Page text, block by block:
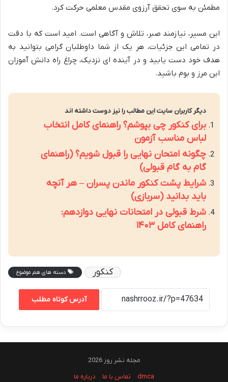
مطمئن به سوی تحقق آرزوی مقدس معلمی حرکت کرد.
این مسیر، نیازمند صبر، تلاش و آگاهی است. امید است که با دقت
در تمامی این جزئیات، هر یک از شما داوطلبان گرامی بتوانید به
هدف خود دست یابید و در آینده ای نزدیک، چراغ راه دانش آموزان
این مرز و بوم باشید.
دیگر کاربران سایت این مطالب را نیز دوست داشته اند
برای کنکور چی بپوشم؟ راهنمای کامل انتخاب
لباس مناسب آزمون
چگونه امتحان نهایی را قبول شویم؟ (راهنمای
گام به گام قبولی)
شرایط پشت کنکور ماندن پسران – هر آنچه
باید بدانید (سربازی)
شرط قبولی در امتحانات نهایی دوازدهم:
راهنمای کامل ۱۴۰۳
دسته های هم موضوع کنکور
آدرس کوتاه مطلب
مجله نشر روز 2026
dmca
تماس با ما درباره ما